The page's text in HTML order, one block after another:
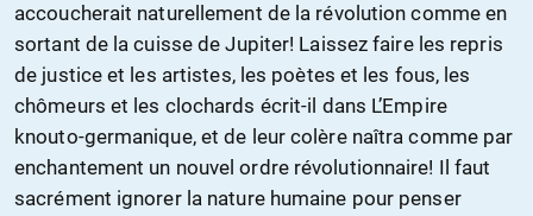
accoucherait naturellement de la révolution comme en
sortant de la cuisse de Jupiter! Laissez faire les repris
de justice et les artistes, les poètes et les fous, les
chômeurs et les clochards écrit-il dans L’Empire
knouto-germanique, et de leur colère naîtra comme par
enchantement un nouvel ordre révolutionnaire! Il faut
sacrément ignorer la nature humaine pour penser